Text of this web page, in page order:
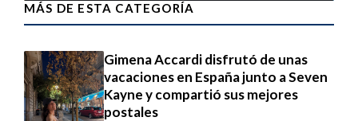
MÁS DE ESTA CATEGORÍA
Gimena Accardi disfrutó de unas
vacaciones en España junto a Seven
Kayne y compartió sus mejores
postales